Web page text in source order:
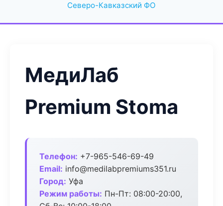
Северо-Кавказский ФО
МедиЛаб
Premium Stoma
Телефон: +7-965-546-69-49
Email: info@medilabpremiums351.ru
Город: Уфа
Режим работы: Пн-Пт: 08:00-20:00,